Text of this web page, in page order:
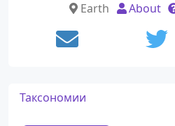
Earth
About
Таксономии